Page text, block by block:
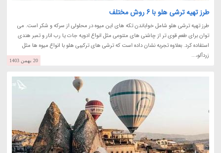
طرز تهیه ترشی هلو با 6 روش مختلف
طرز تهیه ترشی هلو شامل خواباندن تکه های این میوه در محلولی از سرکه و شکر است. می
توان برای طعم قوی تر از چاشنی های متنوعی مثل انواع ادویه جات یا رب انار و تمبر هندی
استفاده کرد. بعلاوه تجربه نشان داده است که ترشی های ترکیبی هلو با انواع میوه ها مثل
زردآلو،...
20 بهمن 1403